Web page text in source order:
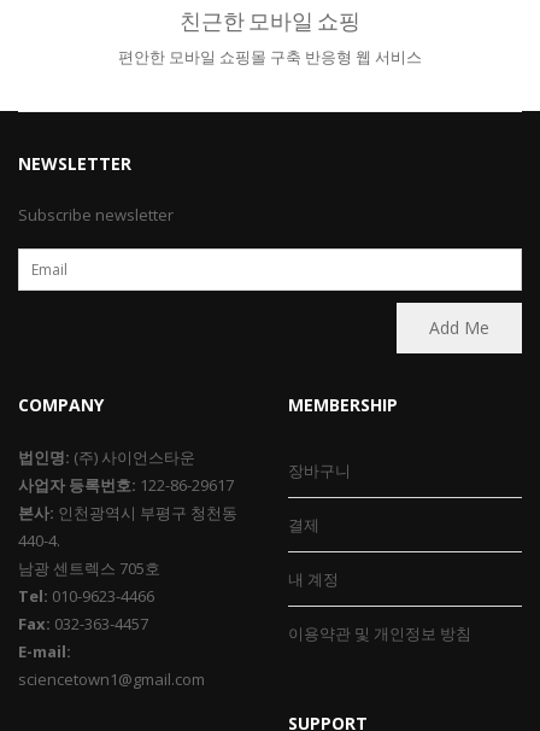
친근한 모바일 쇼핑
편안한 모바일 쇼핑몰 구축 반응형 웹 서비스
NEWSLETTER
Subscribe newsletter
COMPANY
법인명: (주) 사이언스타운
사업자 등록번호: 122-86-29617
본사: 인천광역시 부평구 청천동
440-4.
남광 센트렉스 705호
Tel: 010-9623-4466
Fax: 032-363-4457
E-mail:
sciencetown1@gmail.com
MEMBERSHIP
장바구니
결제
내 계정
이용약관 및 개인정보 방침
SUPPORT